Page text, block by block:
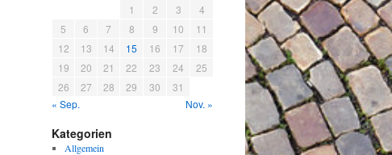
1 2 3
4
5
6 7 8 9 10
11
12
13 14 15 16 17
18
19
20 21 22 23 24
25
26
27 28 29 30
31
« Sep.
Nov. »
Kategorien
Allgemein